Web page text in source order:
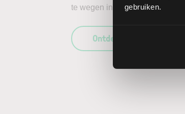
gebruiken.
te wegen in uw
Ontdek wat LYNX uniek